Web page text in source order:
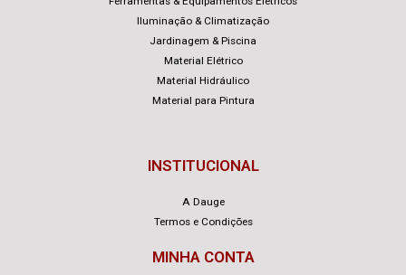
Iluminação & Climatização
Jardinagem & Piscina
Material Elétrico
Material Hidráulico
Material para Pintura
INSTITUCIONAL
A Dauge
Termos e Condições
MINHA CONTA